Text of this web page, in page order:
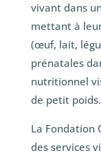
vivant dans
mettant à
(œuf, lait,
prénatales
nutritionnel
de petit poids.
La Fondation
des services